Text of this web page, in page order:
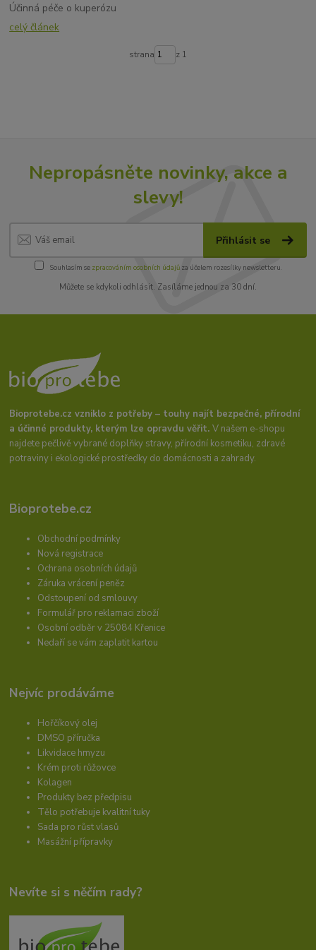
Účinná péče o kuperózu
celý článek
strana z 1
Nepropásněte novinky, akce a
slevy!
Přihlásit se
Souhlasím se zpracováním osobních údajůza účelem rozesílky newsletteru.
Můžete se kdykoli odhlásit. Zasíláme jednou za 30 dní.
Bioprotebe.cz vzniklo z potřeby – touhy najít bezpečné, přírodní
a účinné produkty, kterým lze opravdu věřit.V našem e-shopu
najdete pečlivě vybrané doplňky stravy, přírodní kosmetiku, zdravé
potraviny i ekologické prostředky do domácnosti a zahrady.
Bioprotebe.cz
Obchodní podmínky
Nová registrace
Ochrana osobních údajů
Záruka vrácení peněz
Odstoupení od smlouvy
Formulář pro reklamaci zboží
Osobní odběr v 25084 Křenice
Nedaří se vám zaplatit kartou
Nejvíc prodáváme
Hořčíkový olej
DMSO příručka
Likvidace hmyzu
Krém proti růžovce
Kolagen
Produkty bez předpisu
Tělo potřebuje kvalitní tuky
Sada pro růst vlasů
Masážní přípravky
Nevíte si s něčím rady?